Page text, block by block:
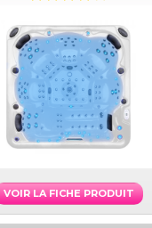
VOIR LA FICHE PRODUIT